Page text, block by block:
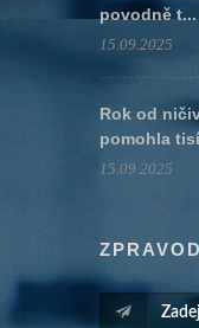
povodně t...
15.09.2025
Rok od
pomohla
15.09.2025